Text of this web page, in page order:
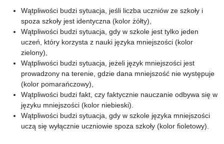
Wątpliwości budzi sytuacja, jeśli liczba uczniów ze szkoły i
spoza szkoły jest identyczna (kolor żółty),
Wątpliwości budzi sytuacja, gdy w szkole jest tylko jeden
uczeń, który korzysta z nauki języka mniejszości (kolor
zielony),
Wątpliwości budzi sytuacja, jeżeli język mniejszości jest
prowadzony na terenie, gdzie dana mniejszość nie występuje
(kolor pomarańczowy),
Wątpliwości budzi fakt, czy faktycznie nauczanie odbywa się w
języku mniejszości (kolor niebieski).
Wątpliwości budzi sytuacja, gdy w szkole języka mniejszości
uczą się wyłącznie uczniowie spoza szkoły (kolor fioletowy).